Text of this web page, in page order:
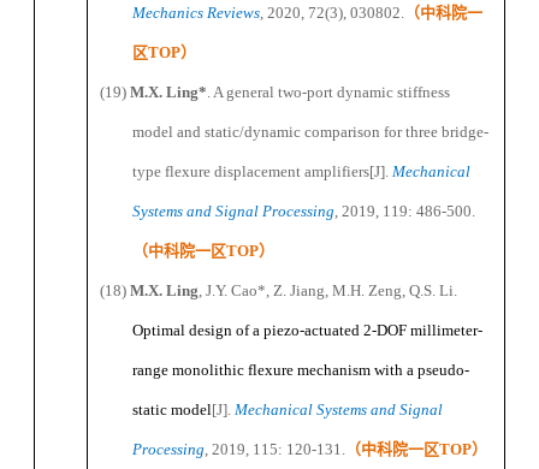
Mechanics Reviews , 2020, 72(3), 030802. （中科院一
区TOP）
(19) M.X.Ling* . A general two-port dynamic stiffness
model and static/dynamic comparison for three bridge-
type flexure displacement amplifiers[J] Mechanical
Systems and Signal Processing , 2019, 119: 486-500.
（中科院一区TOP）
(18) M.X.Ling , J.Y. Cao* , Z. Jiang, M .H. Zeng, Q.S. Li.
Optimal design of a piezo-actuated 2-DOF millimeter-
range monolithic flexure mechanism with a pseudo-
static model[J] Mechanical Systems and Signal
Processing , 2019, 115: 120-131. （中科院一区TOP）